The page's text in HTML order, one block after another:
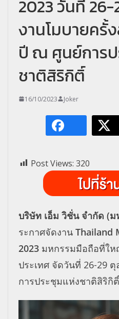
2023 วันที่ 26-
งานโมบายครั้
ปี ณ ศูนย์การ
ชาติสิริกิติ์
16/10/2023 Joker
Post Views: 320
บริษัท เอ็ม วิชั่น จำกัด (
ระกาศจัดงาน Thailand
2023 มหกรรมมือถือที่ใ
ประเทศ จัดวันที่ 26-29
การประชุมแห่งชาติสิริกิติ์